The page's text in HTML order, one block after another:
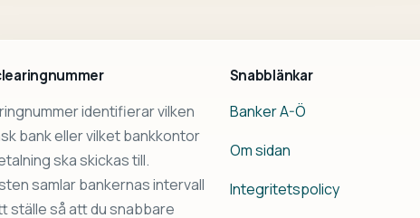
identifierar vilken
bank eller vilket bankkontor
ska skickas till.
samlar bankernas intervall
ställe så att du snabbare
Snabblänkar
Banker A-Ö
Om sidan
Integritetspolicy